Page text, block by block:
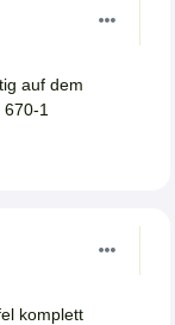
auf dem
1
komplett